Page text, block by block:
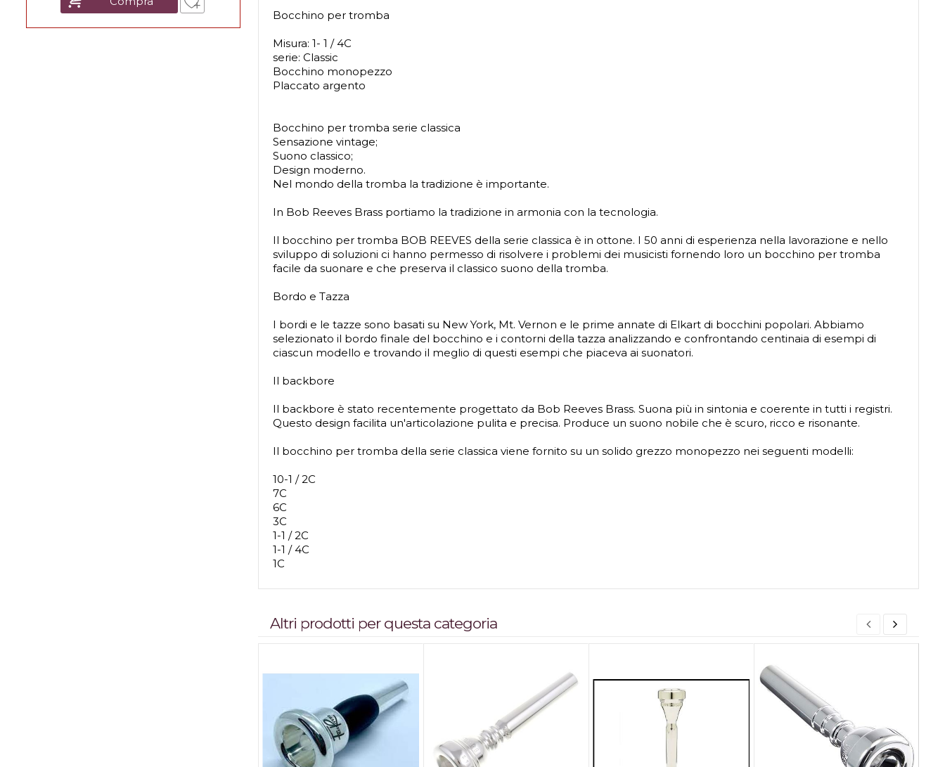
Bocchino per tromba
Misura: 1- 1 / 4C
serie: Classic
Bocchino monopezzo
Placcato argento
Bocchino per tromba serie classica
Sensazione vintage;
Suono classico;
Design moderno.
Nel mondo della tromba la tradizione è importante.
In Bob Reeves Brass portiamo la tradizione in armonia con la tecnologia.
Il bocchino per tromba BOB REEVES della serie classica è in ottone. I 50 anni di esperienza nella lavorazione e nello
sviluppo di soluzioni ci hanno permesso di risolvere i problemi dei musicisti fornendo loro un bocchino per tromba
facile da suonare e che preserva il classico suono della tromba.
Bordo e Tazza
I bordi e le tazze sono basati su New York, Mt. Vernon e le prime annate di Elkart di bocchini popolari. Abbiamo
selezionato il bordo finale del bocchino e i contorni della tazza analizzando e confrontando centinaia di esempi di
ciascun modello e trovando il meglio di questi esempi che piaceva ai suonatori.
Il backbore
Il backbore è stato recentemente progettato da Bob Reeves Brass. Suona più in sintonia e coerente in tutti i registri.
Questo design facilita un'articolazione pulita e precisa. Produce un suono nobile che è scuro, ricco e risonante.
Il bocchino per tromba della serie classica viene fornito su un solido grezzo monopezzo nei seguenti modelli:
10-1 / 2C
7C
6C
3C
1-1 / 2C
1-1 / 4C
1C
Altri prodotti per questa categoria